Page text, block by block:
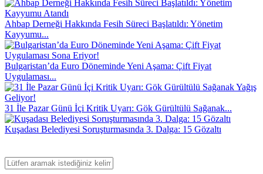
Ahbap Derneği Hakkında Fesih Süreci Başlatıldı: Yönetim
Kayyumu...
Bulgaristan’da Euro Döneminde Yeni Aşama: Çift Fiyat
Uygulaması...
31 İle Pazar Günü İçi Kritik Uyarı: Gök Gürültülü Sağanak...
Kuşadası Belediyesi Soruşturmasında 3. Dalga: 15 Gözaltı